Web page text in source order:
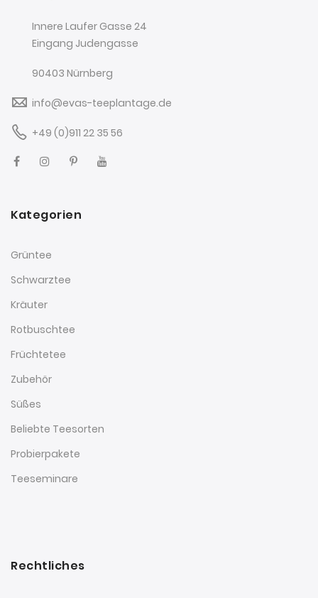
Innere Laufer Gasse 24
Eingang Judengasse
90403 Nürnberg
info@evas-teeplantage.de
+49 (0)911 22 35 56
Kategorien
Grüntee
Schwarztee
Kräuter
Rotbuschtee
Früchtetee
Zubehör
Süßes
Beliebte Teesorten
Probierpakete
Teeseminare
Rechtliches